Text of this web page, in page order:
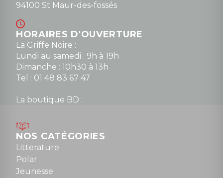
94100 St Maur-des-fossés
HORAIRES D'OUVERTURE
La Griffe Noire :
Lundi au samedi : 9h à 19h
Dimanche : 10h30 à 13h
Tel : 01 48 83 67 47
La boutique BD :
Mardi au samedi : 10h à 13h / 14h à 19h
Dimanche : 10h30 à 12h30
Tel : 01 48 89 13 88
Fermé le dimanche en Juillet et Août
NOS CATÉGORIES
Litterature
Polar
Jeunesse